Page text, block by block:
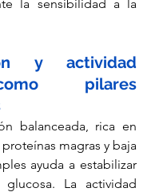
la sensibilidad a la
y actividad
pilares
balanceada, rica en
magras y baja
ayuda a estabilizar
La actividad